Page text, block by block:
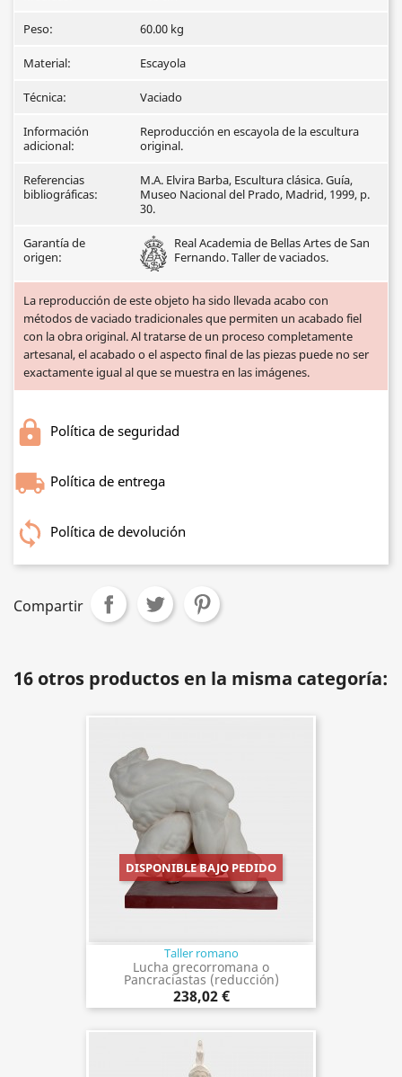
Peso: 60.00 kg
Material: Escayola
Técnica: Vaciado
Información
adicional:
Reproducción en escayola de la escultura
original.
Referencias
bibliográficas:
M.A. Elvira Barba, Escultura clásica. Guía,
Museo Nacional del Prado, Madrid, 1999, p.
30.
Garantía de
origen:
Real Academia de Bellas Artes de San
Fernando. Taller de vaciados.
La reproducción de este objeto ha sido llevada acabo con
métodos de vaciado tradicionales que permiten un acabado fiel
con la obra original. Al tratarse de un proceso completamente
artesanal, el acabado o el aspecto final de las piezas puede no ser
exactamente igual al que se muestra en las imágenes.
Política de seguridad
Política de entrega
Política de devolución
Compartir
16 otros productos en la misma categoría:
Taller romano
Lucha grecorromana o
Pancraciastas (reducción)
238,02 €
DISPONIBLE BAJO PEDIDO